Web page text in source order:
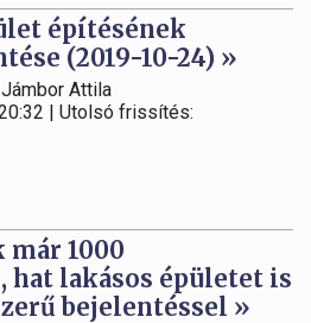
építésének
(2019-10-24) »
Attila
| Utolsó frissítés:
már 1000
hat lakásos épületet is
bejelentéssel »